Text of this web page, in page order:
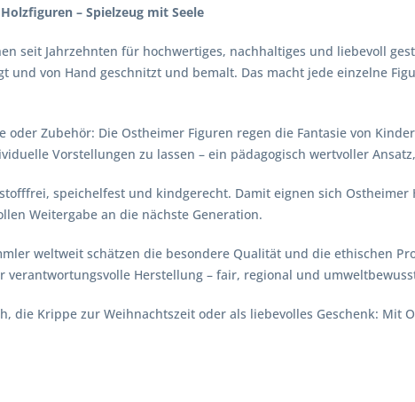
– Spielzeug mit Seele
seit Jahrzehnten für hochwertiges, nachhaltiges und liebevoll
und von Hand geschnitzt und bemalt. Das macht jede einzelne
oder Zubehör: Die Ostheimer Figuren regen die Fantasie von
Vorstellungen zu lassen – ein pädagogisch wertvoller
speichelfest und kindgerecht. Damit eignen sich
Weitergabe an die nächste Generation.
weltweit schätzen die besondere Qualität und die ethischen
verantwortungsvolle Herstellung – fair, regional und
die Krippe zur Weihnachtszeit oder als liebevolles Geschenk: